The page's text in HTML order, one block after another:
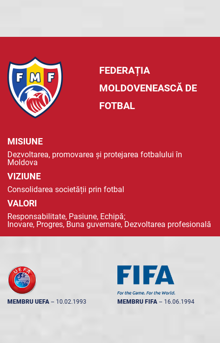
FEDERAȚIA
MOLDOVENEASCĂ DE
FOTBAL
MISIUNE
Dezvoltarea, promovarea și protejarea fotbalului în
Moldova
VIZIUNE
Consolidarea societății prin fotbal
VALORI
Responsabilitate, Pasiune, Echipă;
Inovare, Progres, Buna guvernare, Dezvoltarea profesională
MEMBRU UEFA -- 10.02.1993 MEMBRU FIFA -- 16.06.1994